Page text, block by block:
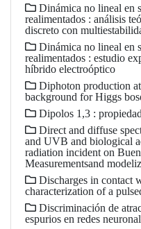
Dinámica no lineal en
realimentados : análisis
discreto con
Dinámica no lineal en
realimentados : estudio
híbrido electroóptico
Diphoton production
background for Higgs
Dipolos 1,3 :
Direct and diffuse
and UVB and biological
radiation incident on
Measurementsand
Discharges in contact
characterization of a
Discriminación de
espurios en redes